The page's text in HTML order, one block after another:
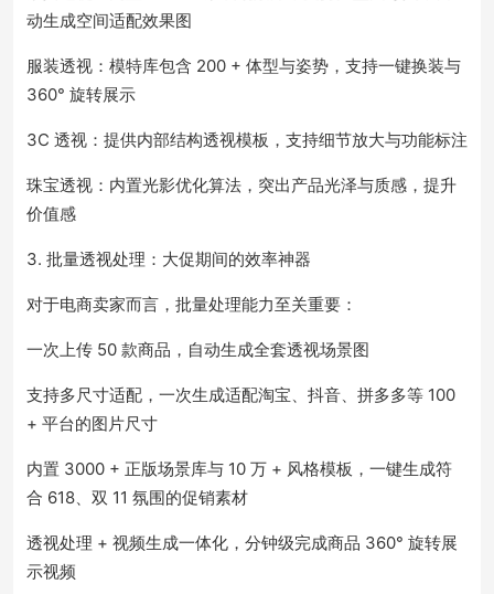
动生成空间适配效果图
服装透视：模特库包含 200 + 体型与姿势，支持一键换装与
360° 旋转展示
3C 透视：提供内部结构透视模板，支持细节放大与功能标注
珠宝透视：内置光影优化算法，突出产品光泽与质感，提升
价值感
3. 批量透视处理：大促期间的效率神器
对于电商卖家而言，批量处理能力至关重要：
一次上传 50 款商品，自动生成全套透视场景图
支持多尺寸适配，一次生成适配淘宝、抖音、拼多多等 100
+ 平台的图片尺寸
内置 3000 + 正版场景库与 10 万 + 风格模板，一键生成符
合 618、双 11 氛围的促销素材
透视处理 + 视频生成一体化，分钟级完成商品 360° 旋转展
示视频